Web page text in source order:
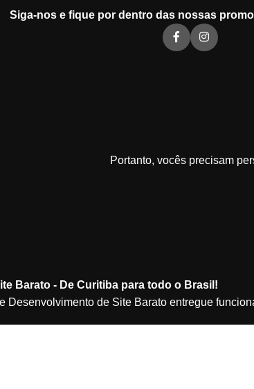
Siga-nos e fique por dentro das nossas
Portanto, vocês precisam
Barato - De Curitiba para todo o Brasil!
Desenvolvimento de Site Barato entregue